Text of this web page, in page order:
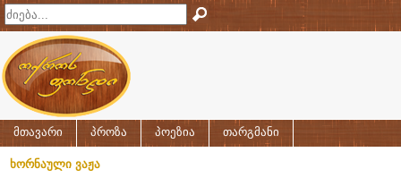
მთავარი პროზა პოეზია თარგმანი
ხორნაული ვაჟა